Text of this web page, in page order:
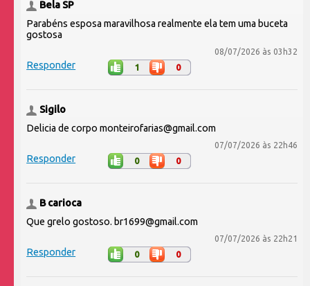
Bela SP
Parabéns esposa maravilhosa realmente ela tem uma buceta
gostosa
08/07/2026 às 03h32
Responder 1 0
Sigilo
Delicia de corpo monteirofarias@gmail.com
07/07/2026 às 22h46
Responder 0 0
B carioca
Que grelo gostoso. br1699@gmail.com
07/07/2026 às 22h21
Responder 0 0